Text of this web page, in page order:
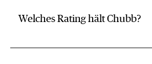
Welches Rating hält Chubb?